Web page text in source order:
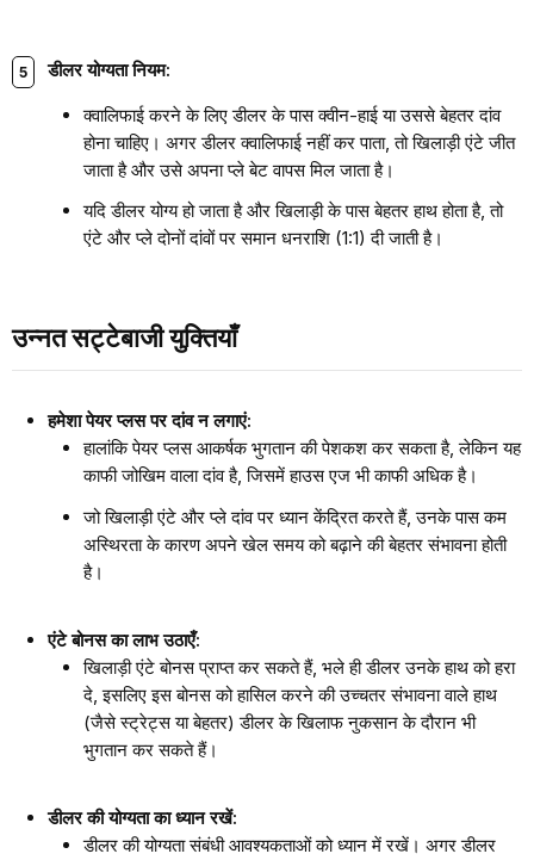
डीलर योग्यता नियम:
क्वालिफाई करने के लिए डीलर के पास क्वीन-हाई या उससे बेहतर दांव
होना चाहिए। अगर डीलर क्वालिफाई नहीं कर पाता, तो खिलाड़ी एंटे जीत
जाता है और उसे अपना प्ले बेट वापस मिल जाता है।
यदि डीलर योग्य हो जाता है और खिलाड़ी के पास बेहतर हाथ होता है, तो
एंटे और प्ले दोनों दांवों पर समान धनराशि (1:1) दी जाती है।
उन्नत सट्टेबाजी युक्तियाँ
हमेशा पेयर प्लस पर दांव न लगाएं:
हालांकि पेयर प्लस आकर्षक भुगतान की पेशकश कर सकता है, लेकिन यह
काफी जोखिम वाला दांव है, जिसमें हाउस एज भी काफी अधिक है।
जो खिलाड़ी एंटे और प्ले दांव पर ध्यान केंद्रित करते हैं, उनके पास कम
अस्थिरता के कारण अपने खेल समय को बढ़ाने की बेहतर संभावना होती
है।
एंटे बोनस का लाभ उठाएँ:
खिलाड़ी एंटे बोनस प्राप्त कर सकते हैं, भले ही डीलर उनके हाथ को हरा
दे, इसलिए इस बोनस को हासिल करने की उच्चतर संभावना वाले हाथ
(जैसे स्ट्रेट्स या बेहतर) डीलर के खिलाफ नुकसान के दौरान भी
भुगतान कर सकते हैं।
डीलर की योग्यता का ध्यान रखें:
डीलर की योग्यता संबंधी आवश्यकताओं को ध्यान में रखें। अगर डीलर